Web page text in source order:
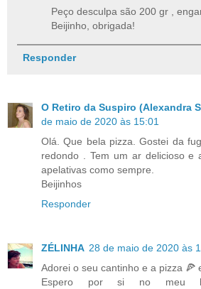
Peço desculpa são 200 gr ,
Beijinho, obrigada!
Responder
O Retiro da Suspiro (Alexandra
de maio de 2020 às 15:01
Olá. Que bela pizza. Gostei da
redondo . Tem um ar delicioso e
apelativas como sempre.
Beijinhos
Responder
ZÉLINHA 28 de maio de 2020 às
Adorei o seu cantinho e a pizza 🍕
Espero por si no meu